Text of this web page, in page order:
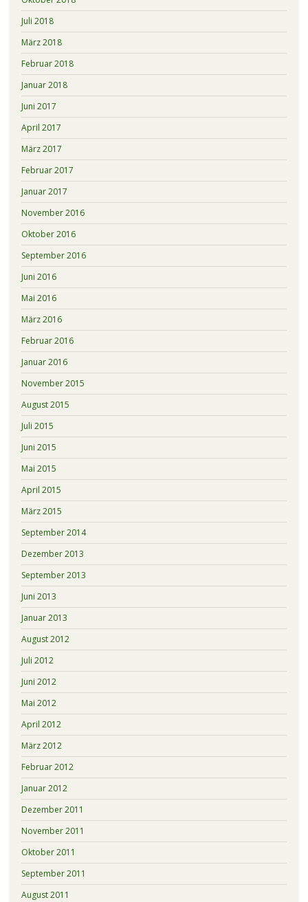
Juli 2018
März 2018
Februar 2018
Januar 2018
Juni 2017
April 2017
März 2017
Februar 2017
Januar 2017
November 2016
Oktober 2016
September 2016
Juni 2016
Mai 2016
März 2016
Februar 2016
Januar 2016
November 2015
August 2015
Juli 2015
Juni 2015
Mai 2015
April 2015
März 2015
September 2014
Dezember 2013
September 2013
Juni 2013
Januar 2013
August 2012
Juli 2012
Juni 2012
Mai 2012
April 2012
März 2012
Februar 2012
Januar 2012
Dezember 2011
November 2011
Oktober 2011
September 2011
August 2011